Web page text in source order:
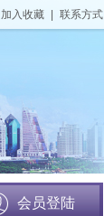
加入收藏 联系方式
会员登陆